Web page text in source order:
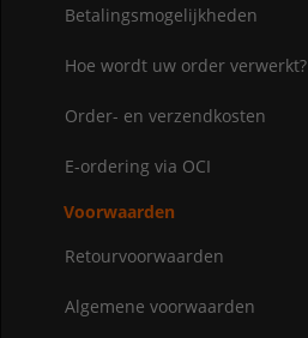
Betalingsmogelijkheden
Hoe wordt uw order verwerkt?
Order- en verzendkosten
E-ordering via OCI
Voorwaarden
Retourvoorwaarden
Algemene voorwaarden